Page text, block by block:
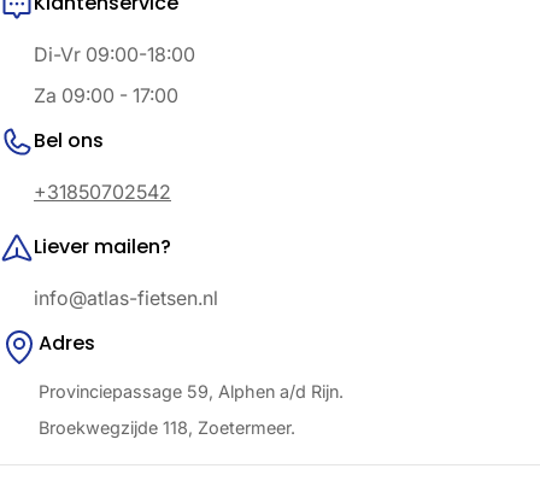
Di-Vr 09:00-18:00
Za 09:00 - 17:00
Bel ons
+31850702542
Liever mailen?
info@atlas-fietsen.nl
Adres
Provinciepassage 59, Alphen a/d Rijn.
Broekwegzijde 118, Zoetermeer.